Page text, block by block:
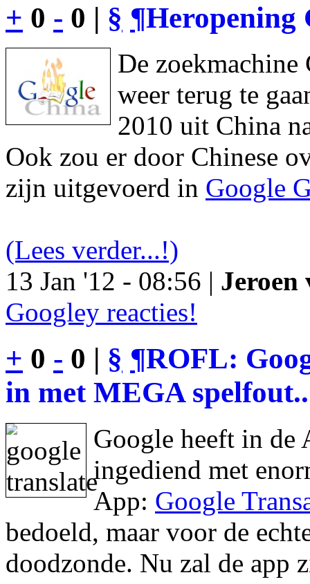
+ 0 - 0 | § ¶Heropening
De
weer terug te
2010 uit China
Ook zou er door Chinese
zijn uitgevoerd in Google
(Lees verder...!)
13 Jan '12 - 08:56 | Jeroen
Googley reacties!
+ 0 - 0 | § ¶ROFL:
in met MEGA
Google heeft in de
ingediend met
App: Google
bedoeld, maar voor de
doodzonde. Nu zal de app